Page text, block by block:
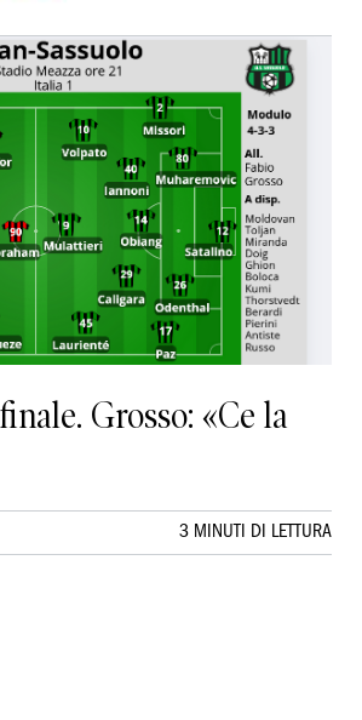
Grosso: «Ce la
3 MINUTI DI LETTURA